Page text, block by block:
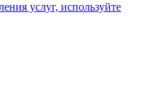
услуг, используйте